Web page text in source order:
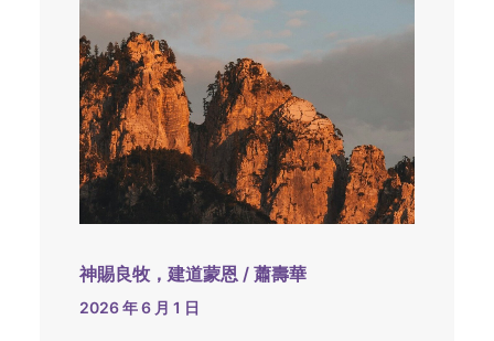
神賜良牧，建道蒙恩 / 蕭壽華
2026 年 6 月 1 日